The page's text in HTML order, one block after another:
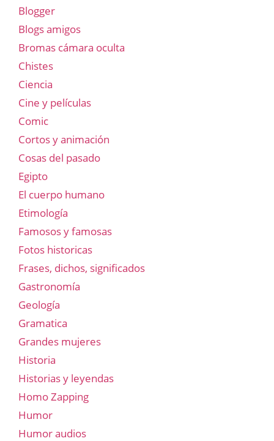
Blogger
Blogs amigos
Bromas cámara oculta
Chistes
Ciencia
Cine y películas
Comic
Cortos y animación
Cosas del pasado
Egipto
El cuerpo humano
Etimología
Famosos y famosas
Fotos historicas
Frases, dichos, significados
Gastronomía
Geología
Gramatica
Grandes mujeres
Historia
Historias y leyendas
Homo Zapping
Humor
Humor audios